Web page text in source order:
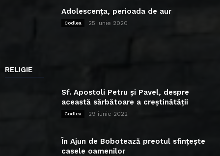
Adolescența, perioada de aur
Codlea 25 iunie 2020
RELIGIE
Sf. Apostoli Petru și Pavel, despre
această sărbătoare a creștinătății
Codlea 29 iunie 2022
În Ajun de Bobotează preotul sfințește
casele oamenilor